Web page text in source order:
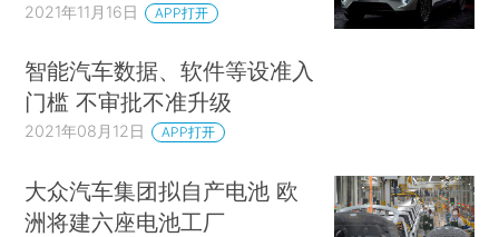
2021年11月16日 APP打开
智能汽车数据、软件等设准入
门槛 不审批不准升级
2021年08月12日 APP打开
大众汽车集团拟自产电池 欧
洲将建六座电池工厂